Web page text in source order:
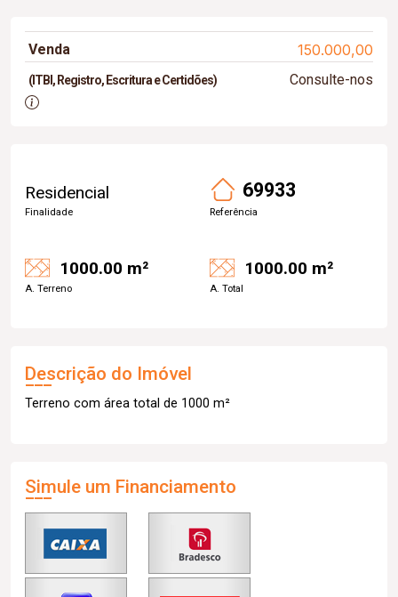
Venda 150.000,00
(ITBI, Registro, Escritura e Certidões) Consulte-nos
Residencial
Finalidade
69933
Referência
1000.00 m²
A. Terreno
1000.00 m²
A. Total
Descrição do Imóvel
Terreno com área total de 1000 m²
Simule um Financiamento